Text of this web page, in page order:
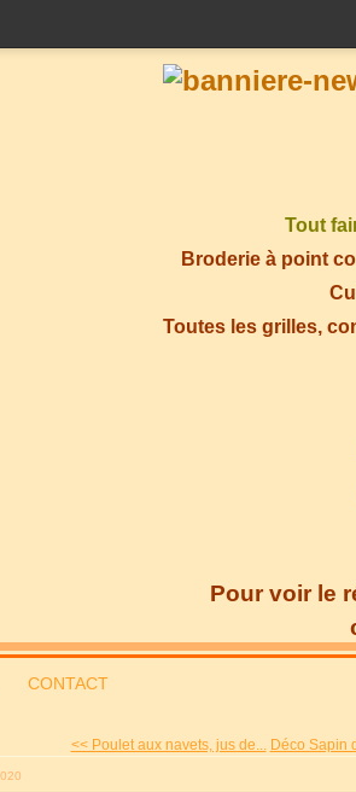
Tout
Broderie à point
Toutes les grilles,
Pour voir le
CONTACT
<< Poulet aux navets, jus de... Déco Sapin